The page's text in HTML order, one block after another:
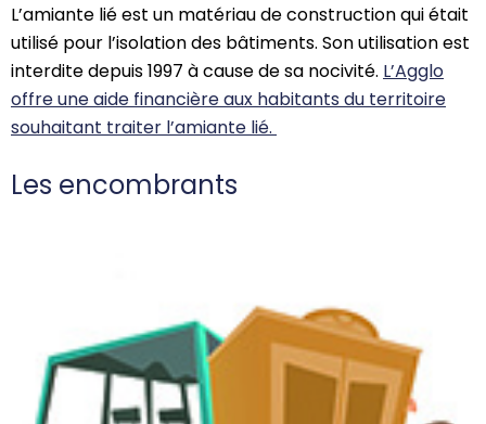
L’amiante lié est un matériau de construction qui était
utilisé pour l’isolation des bâtiments. Son utilisation est
interdite depuis 1997 à cause de sa nocivité. L’Agglo
offre une aide financière aux habitants du territoire
souhaitant traiter l’amiante lié.
Les encombrants